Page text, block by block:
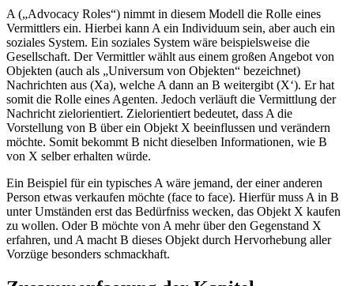
A („Advocacy Roles“) nimmt in diesem Modell die Rolle eines
Vermittlers ein. Hierbei kann A ein Individuum sein, aber auch ein
soziales System. Ein soziales System wäre beispielsweise die
Gesellschaft. Der Vermittler wählt aus einem großen Angebot von
Objekten (auch als „Universum von Objekten“ bezeichnet)
Nachrichten aus (Xa), welche A dann an B weitergibt (X‘). Er hat
somit die Rolle eines Agenten. Jedoch verläuft die Vermittlung der
Nachricht zielorientiert. Zielorientiert bedeutet, dass A die
Vorstellung von B über ein Objekt X beeinflussen und verändern
möchte. Somit bekommt B nicht dieselben Informationen, wie B
von X selber erhalten würde.
Ein Beispiel für ein typisches A wäre jemand, der einer anderen
Person etwas verkaufen möchte (face to face). Hierfür muss A in B
unter Umständen erst das Bedürfniss wecken, das Objekt X kaufen
zu wollen. Oder B möchte von A mehr über den Gegenstand X
erfahren, und A macht B dieses Objekt durch Hervorhebung aller
Vorzüge besonders schmackhaft.